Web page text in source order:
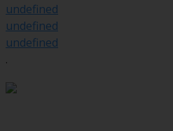
undefined
undefined
undefined
.